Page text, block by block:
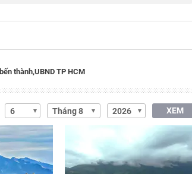
bến thành,UBND TP HCM
XEM